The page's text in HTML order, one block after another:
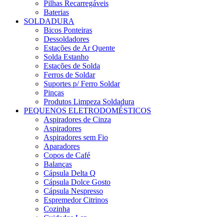
Pilhas Recarregáveis
Baterias
SOLDADURA
Bicos Ponteiras
Dessoldadores
Estações de Ar Quente
Solda Estanho
Estações de Solda
Ferros de Soldar
Suportes p/ Ferro Soldar
Pinças
Produtos Limpeza Soldadura
PEQUENOS ELETRODOMÉSTICOS
Aspiradores de Cinza
Aspiradores
Aspiradores sem Fio
Aparadores
Copos de Café
Balanças
Cápsula Delta Q
Cápsula Dolce Gosto
Cápsula Nespresso
Espremedor Citrinos
Cozinha